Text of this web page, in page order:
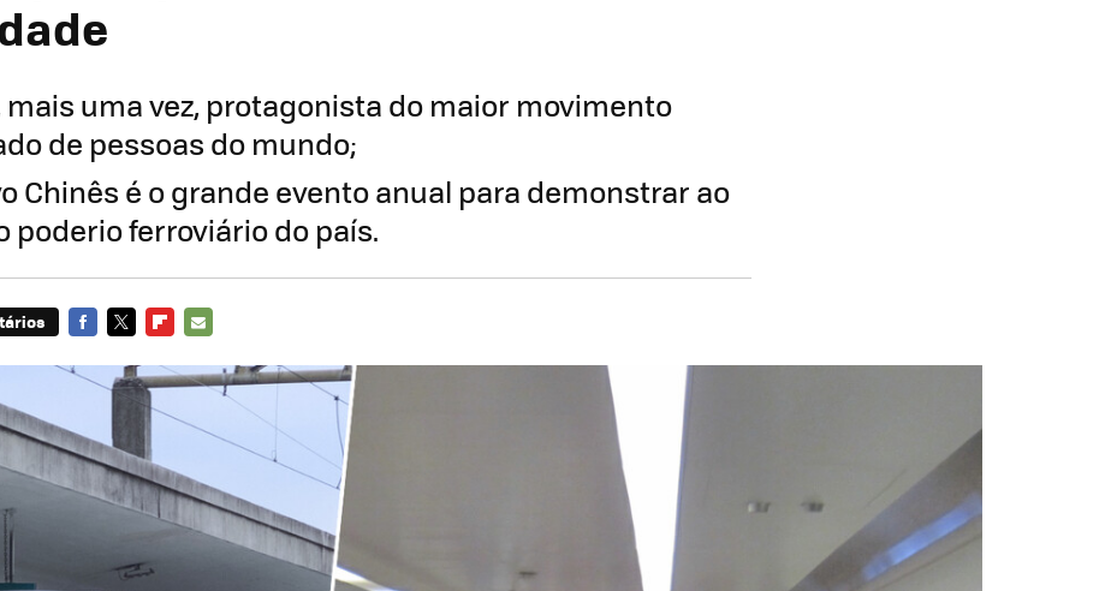
mais uma vez, protagonista do maior movimento
de pessoas do mundo;
Chinês é o grande evento anual para demonstrar ao
poderio ferroviário do país.
MAIL